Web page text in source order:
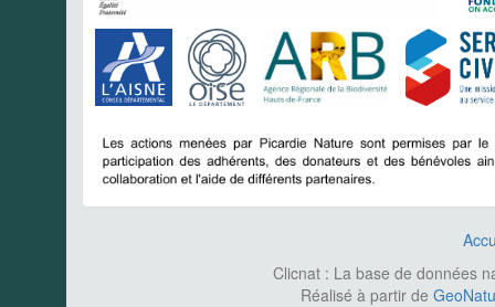
Clicnat : La base de données
Réalisé à partir de